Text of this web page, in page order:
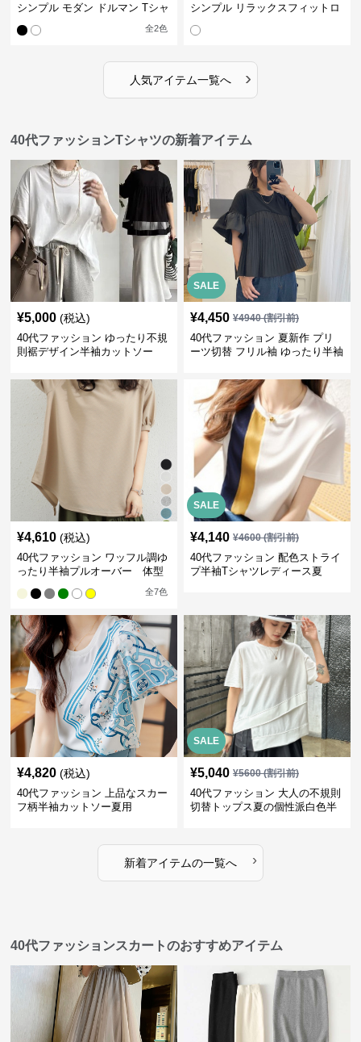
シンプル モダン ドルマン Tシャ
全2色
シンプル リラックスフィットロ
人気アイテム一覧へ ›
40代ファッションTシャツの新着アイテム
¥5,000 (税込)
40代ファッション ゆったり不規
則裾デザイン半袖カットソー
SALE
¥4,450 ¥4940(割引前)
40代ファッション 夏新作 プリ
ーツ切替 フリル袖 ゆったり半袖
¥4,610 (税込)
40代ファッション ワッフル調ゆ
ったり半袖プルオーバー 体型
全7色
SALE
¥4,140 ¥4600(割引前)
40代ファッション 配色ストライ
プ半袖Tシャツレディース夏
¥4,820 (税込)
40代ファッション 上品なスカー
フ柄半袖カットソー夏用
SALE
¥5,040 ¥5600(割引前)
40代ファッション 大人の不規則
切替トップス夏の個性派白色半
新着アイテムの一覧へ ›
40代ファッションスカートのおすすめアイテム